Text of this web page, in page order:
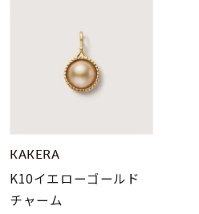
KAKERA
K10イエローゴールド
チャーム